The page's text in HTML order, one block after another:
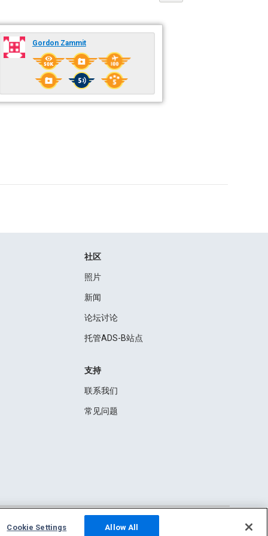
Gordon Zammit
社区
照片
新闻
论坛讨论
托管ADS-B站点
支持
联系我们
常见问题
Cookie Settings Allow All